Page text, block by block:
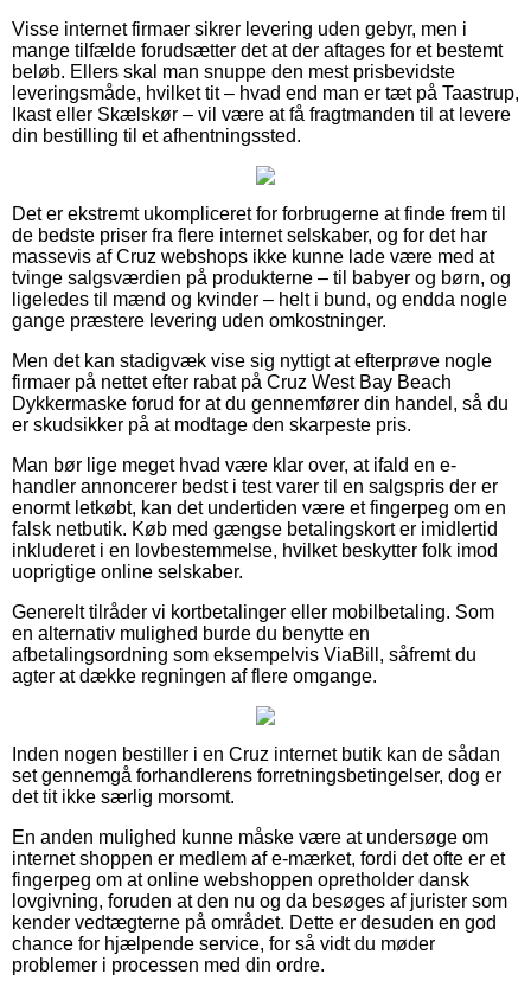
Visse internet firmaer sikrer levering uden gebyr, men i
mange tilfælde forudsætter det at der aftages for et bestemt
beløb. Ellers skal man snuppe den mest prisbevidste
leveringsmåde, hvilket tit – hvad end man er tæt på Taastrup,
Ikast eller Skælskør – vil være at få fragtmanden til at levere
din bestilling til et afhentningssted.
Det er ekstremt ukompliceret for forbrugerne at finde frem til
de bedste priser fra flere internet selskaber, og for det har
massevis af Cruz webshops ikke kunne lade være med at
tvinge salgsværdien på produkterne – til babyer og børn, og
ligeledes til mænd og kvinder – helt i bund, og endda nogle
gange præstere levering uden omkostninger.
Men det kan stadigvæk vise sig nyttigt at efterprøve nogle
firmaer på nettet efter rabat på Cruz West Bay Beach
Dykkermaske forud for at du gennemfører din handel, så du
er skudsikker på at modtage den skarpeste pris.
Man bør lige meget hvad være klar over, at ifald en e-
handler annoncerer bedst i test varer til en salgspris der er
enormt letkøbt, kan det undertiden være et fingerpeg om en
falsk netbutik. Køb med gængse betalingskort er imidlertid
inkluderet i en lovbestemmelse, hvilket beskytter folk imod
uoprigtige online selskaber.
Generelt tilråder vi kortbetalinger eller mobilbetaling. Som
en alternativ mulighed burde du benytte en
afbetalingsordning som eksempelvis ViaBill, såfremt du
agter at dække regningen af flere omgange.
Inden nogen bestiller i en Cruz internet butik kan de sådan
set gennemgå forhandlerens forretningsbetingelser, dog er
det tit ikke særlig morsomt.
En anden mulighed kunne måske være at undersøge om
internet shoppen er medlem af e-mærket, fordi det ofte er et
fingerpeg om at online webshoppen opretholder dansk
lovgivning, foruden at den nu og da besøges af jurister som
kender vedtægterne på området. Dette er desuden en god
chance for hjælpende service, for så vidt du møder
problemer i processen med din ordre.